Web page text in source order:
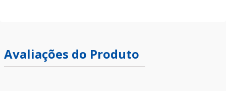
Avaliações do Produto